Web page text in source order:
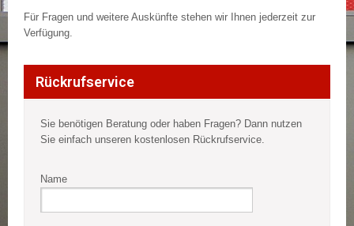
Für Fragen und weitere Auskünfte stehen wir Ihnen jederzeit zur
Verfügung.
Rückrufservice
Sie benötigen Beratung oder haben Fragen? Dann nutzen
Sie einfach unseren kostenlosen Rückrufservice.
Name